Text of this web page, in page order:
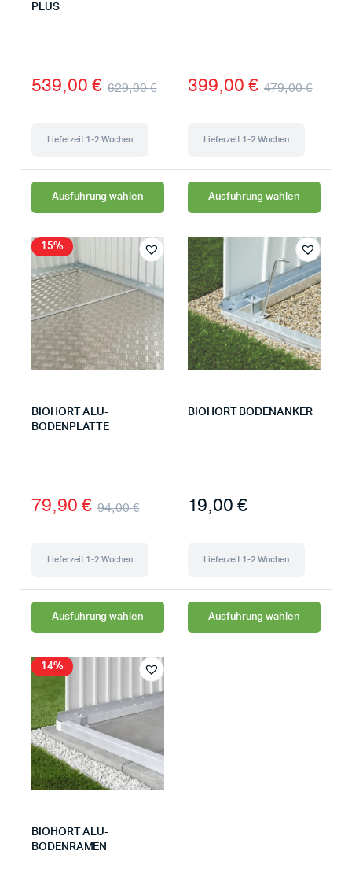
PLUS
629,00€
539,00 €
Lieferzeit 1-2 Wochen
Ausführung wählen
479,00€
399,00 €
Lieferzeit 1-2 Wochen
Ausführung wählen
15%
BIOHORT ALU-
BODENPLATTE
94,00€
79,90 €
Lieferzeit 1-2 Wochen
Ausführung wählen
BIOHORT BODENANKER
19,00 €
Lieferzeit 1-2 Wochen
Ausführung wählen
14%
BIOHORT ALU-
BODENRAMEN